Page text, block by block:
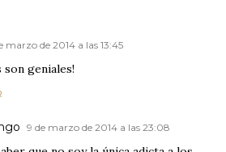
marzo de 2014 a las 13:45
geniales!
9 de marzo de 2014 a las 23:08